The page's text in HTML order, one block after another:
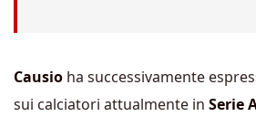
Causio ha successivamente
sui calciatori attualmente in Serie